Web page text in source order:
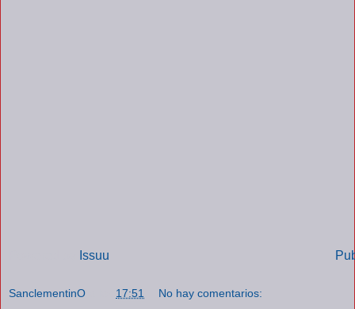
Issuu
SanclementinO 17:51 No hay comentarios: